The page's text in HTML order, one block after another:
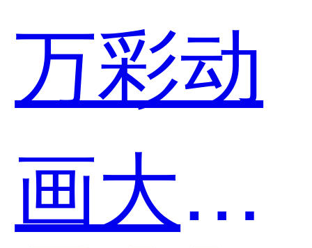
万彩动
画大师